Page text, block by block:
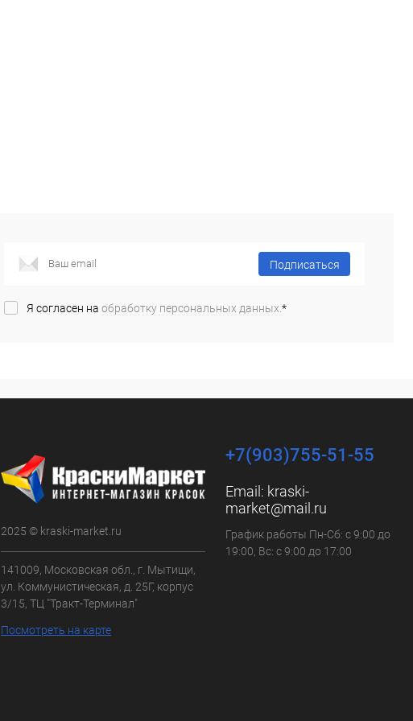
Подписаться
Я согласен на обработку персональных данных. *
2025 © kraski-market.ru
141009, Московская обл., г. Мытищи,
ул. Коммунистическая, д. 25Г, корпус
3/15, ТЦ "Тракт-Терминал"
Посмотреть на карте
+7(903)755-51-55
Email: kraski-
market@mail.ru
График работы Пн-Сб: с 9:00 до
19:00, Вс: с 9:00 до 17:00